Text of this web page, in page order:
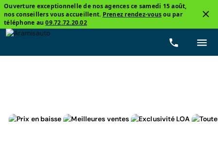
Ouverture exceptionnelle de nos agences ce samedi 15 août,
nos conseillers vous accueillent. Prenez rendez-vousou par
téléphone au09.72.72.20.02
Carburants